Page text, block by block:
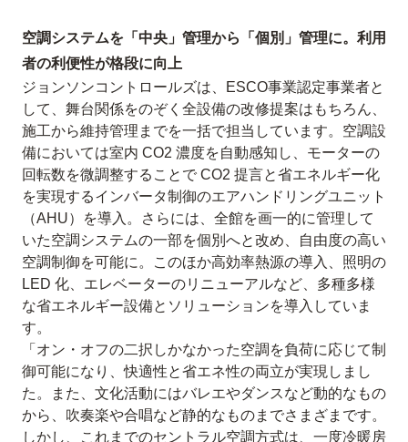
空調システムを「中央」管理から「個別」管理に。利用
者の利便性が格段に向上
ジョンソンコントロールズは、ESCO事業認定事業者と
して、舞台関係をのぞく全設備の改修提案はもちろん、
施工から維持管理までを一括で担当しています。空調設
備においては室内 CO2 濃度を自動感知し、モーターの
回転数を微調整することで CO2 提言と省エネルギー化
を実現するインバータ制御のエアハンドリングユニット
（AHU）を導入。さらには、全館を画一的に管理して
いた空調システムの一部を個別へと改め、自由度の高い
空調制御を可能に。このほか高効率熱源の導入、照明の
LED 化、エレベーターのリニューアルなど、多種多様
な省エネルギー設備とソリューションを導入していま
す。
「オン・オフの二択しかなかった空調を負荷に応じて制
御可能になり、快適性と省エネ性の両立が実現しまし
た。また、文化活動にはバレエやダンスなど動的なもの
から、吹奏楽や合唱など静的なものまでさまざまです。
しかし、これまでのセントラル空調方式は、一度冷暖房